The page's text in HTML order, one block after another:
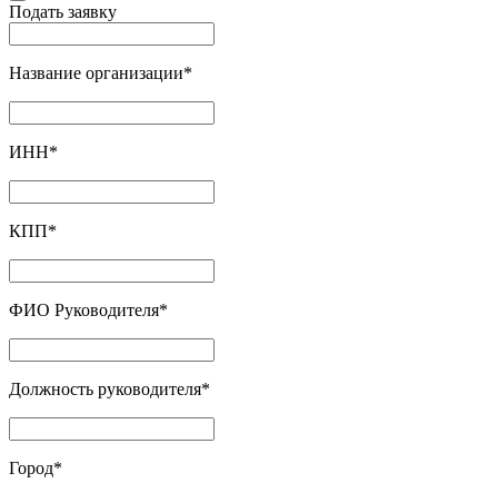
Подать заявку
Название организации*
ИНН*
КПП*
ФИО Руководителя*
Должность руководителя*
Город*